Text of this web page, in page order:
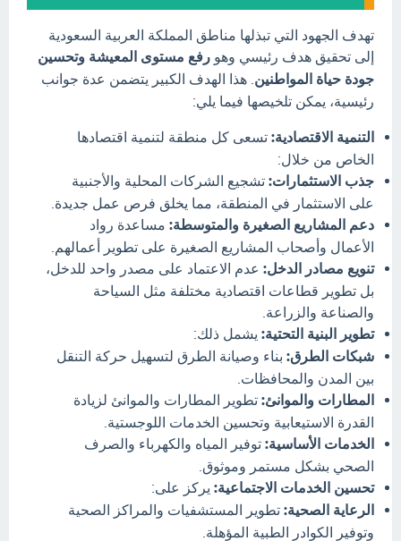
تهدف الجهود التي تبذلها مناطق المملكة العربية السعودية
إلى تحقيق هدف رئيسي وهو رفع مستوى المعيشة وتحسين
جودة حياة المواطنين . هذا الهدف الكبير يتضمن عدة جوانب
رئيسية، يمكن تلخيصها فيما يلي:
التنمية الاقتصادية: تسعى كل منطقة لتنمية اقتصادها
الخاص من خلال:
جذب الاستثمارات: تشجيع الشركات المحلية والأجنبية
على الاستثمار في المنطقة، مما يخلق فرص عمل جديدة.
دعم المشاريع الصغيرة والمتوسطة: مساعدة رواد
الأعمال وأصحاب المشاريع الصغيرة على تطوير أعمالهم.
تنويع مصادر الدخل: عدم الاعتماد على مصدر واحد للدخل،
بل تطوير قطاعات اقتصادية مختلفة مثل السياحة
والصناعة والزراعة.
تطوير البنية التحتية: يشمل ذلك:
شبكات الطرق: بناء وصيانة الطرق لتسهيل حركة التنقل
بين المدن والمحافظات.
المطارات والموانئ: تطوير المطارات والموانئ لزيادة
القدرة الاستيعابية وتحسين الخدمات اللوجستية.
الخدمات الأساسية: توفير المياه والكهرباء والصرف
الصحي بشكل مستمر وموثوق.
تحسين الخدمات الاجتماعية: يركز على:
الرعاية الصحية: تطوير المستشفيات والمراكز الصحية
وتوفير الكوادر الطبية المؤهلة.